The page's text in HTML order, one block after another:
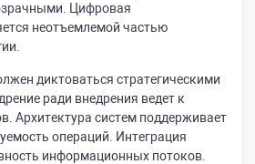
Цифровая
неотъемлемой частью
диктоваться стратегическими
ради внедрения ведет к
Архитектура систем поддерживает
операций. Интеграция
информационных потоков.